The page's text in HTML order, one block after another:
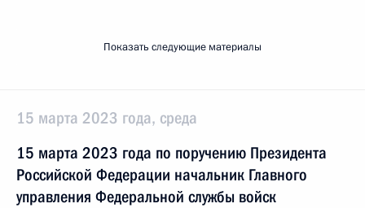
Показать следующие материалы
15 марта 2023 года, среда
15 марта 2023 года по поручению Президента
Российской Федерации начальник Главного
управления Федеральной службы войск